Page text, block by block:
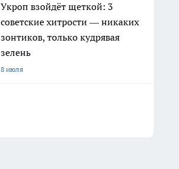
Укроп взойдёт щеткой: 3
советские хитрости — никаких
зонтиков, только кудрявая
зелень
8 июля